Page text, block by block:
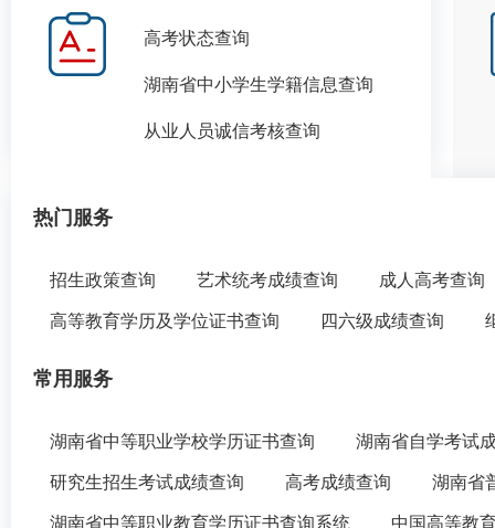
高考状态查询
湖南省中小学生学籍信息查询
从业人员诚信考核查询
热门服务
招生政策查询 艺术统考成绩查询 成人高考查询
高等教育学历及学位证书查询 四六级成绩查询
常用服务
湖南省中等职业学校学历证书查询 湖南省自学考试
研究生招生考试成绩查询 高考成绩查询 湖南省
湖南省中等职业教育学历证书查询系统 中国高等教